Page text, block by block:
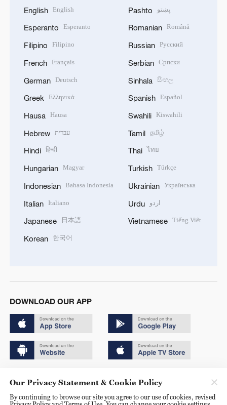
English English
Esperanto Esperanto
Filipino Filipino
French Français
German Deutsch
Greek Ελληνικά
Hausa Hausa
Hebrew עברית
Hindi हिन्दी
Hungarian Magyar
Indonesian Bahasa Indonesia
Italian Italiano
Japanese 日本語
Korean 한국어
Pashto پښتو
Romanian Română
Russian Русский
Serbian Српски
Sinhala සිංහල
Spanish Español
Swahili Kiswahili
Tamil தமிழ்
Thai ไทย
Turkish Türkçe
Ukrainian Українська
Urdu اردو
Vietnamese Tiếng Việt
DOWNLOAD OUR APP
京ICP备20000184号
Our Privacy Statement & Cookie Policy
By continuing to browse our site you agree to our use of cookies, revised